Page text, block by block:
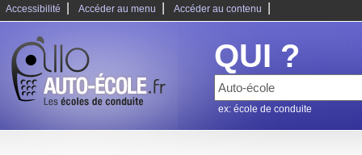
Accessibilité Accéder au menu Accéder au contenu
QUI ?
ex: école de conduite